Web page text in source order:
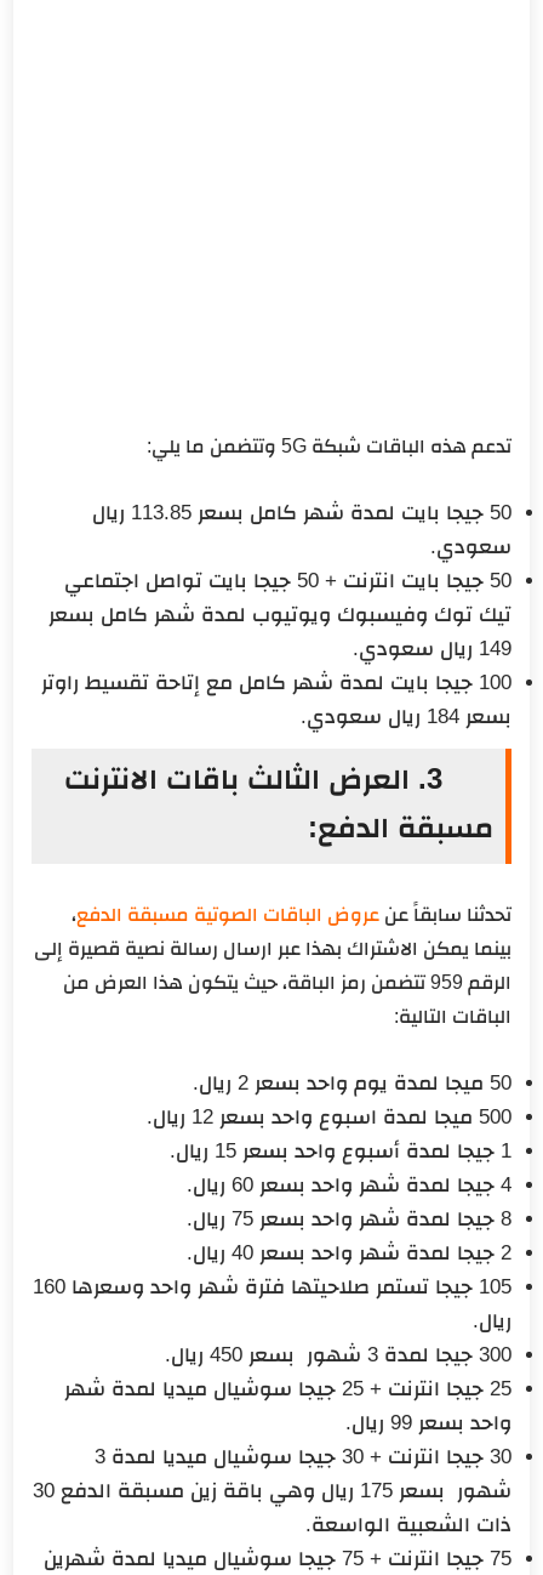
تدعم هذه الباقات شبكة 5G وتتضمن ما يلي:
50 جيجا بايت لمدة شهر كامل بسعر 113.85 ريال
سعودي.
50 جيجا بايت انترنت + 50 جيجا بايت تواصل اجتماعي
تيك توك وفيسبوك ويوتيوب لمدة شهر كامل بسعر
149 ريال سعودي.
100 جيجا بايت لمدة شهر كامل مع إتاحة تقسيط راوتر
بسعر 184 ريال سعودي.
3. العرض الثالث باقات الانترنت
مسبقة الدفع:
تحدثنا سابقاً عنعروض الباقات الصوتية مسبقة الدفع،
بينما يمكن الاشتراك بهذا عبر ارسال رسالة نصية قصيرة إلى
الرقم 959 تتضمن رمز الباقة، حيث يتكون هذا العرض من
الباقات التالية:
50 ميجا لمدة يوم واحد بسعر 2 ريال.
500 ميجا لمدة اسبوع واحد بسعر 12 ريال.
1 جيجا لمدة أسبوع واحد بسعر 15 ريال.
4 جيجا لمدة شهر واحد بسعر 60 ريال.
8 جيجا لمدة شهر واحد بسعر 75 ريال.
2 جيجا لمدة شهر واحد بسعر 40 ريال.
105 جيجا تستمر صلاحيتها فترة شهر واحد وسعرها 160
ريال.
300 جيجا لمدة 3 شهور بسعر 450 ريال.
25 جيجا انترنت + 25 جيجا سوشيال ميديا لمدة شهر
واحد بسعر 99 ريال.
30 جيجا انترنت + 30 جيجا سوشيال ميديا لمدة 3
شهور بسعر 175 ريال وهي باقة زين مسبقة الدفع 30
ذات الشعبية الواسعة.
75 جيجا انترنت + 75 جيجا سوشيال ميديا لمدة شهرين